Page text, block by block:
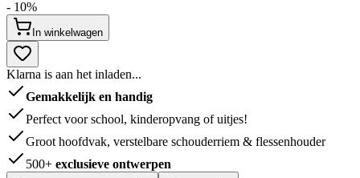
- 10%
In winkelwagen
Klarna is aan het inladen...
Gemakkelijk en handig
Perfect voor school, kinderopvang of uitjes!
Groot hoofdvak, verstelbare schouderriem & flessenhouder
500+ exclusieve ontwerpen